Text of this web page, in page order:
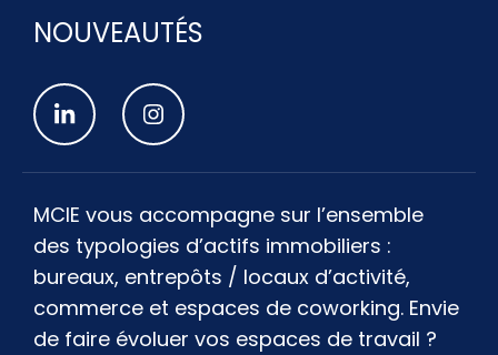
NOUVEAUTÉS
MCIE vous accompagne sur l’ensemble
des typologies d’actifs immobiliers :
bureaux, entrepôts / locaux d’activité,
commerce et espaces de coworking. Envie
de faire évoluer vos espaces de travail ?